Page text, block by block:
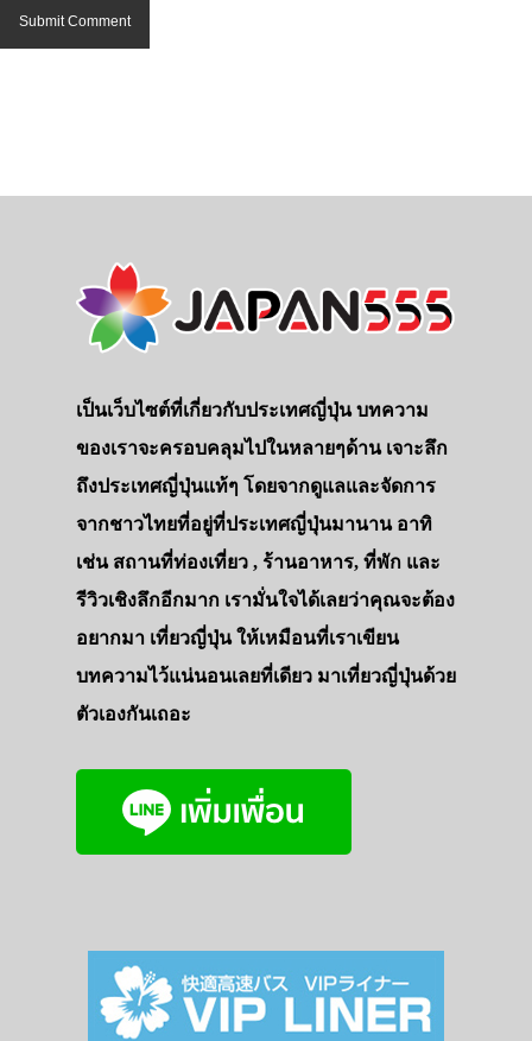
เป็นเว็บไซต์ที่เกี่ยวกับประเทศญี่ปุ่น บทความ
ของเราจะครอบคลุมไปในหลายๆด้าน เจาะลึก
ถึงประเทศญี่ปุ่นแท้ๆ โดยจากดูแลและจัดการ
จากชาวไทยที่อยู่ที่ประเทศญี่ปุ่นมานาน อาทิ
เช่น สถานที่ท่องเที่ยว , ร้านอาหาร, ที่พัก และ
รีวิวเชิงลึกอีกมาก เรามั่นใจได้เลยว่าคุณจะต้อง
อยากมา เที่ยวญี่ปุ่น ให้เหมือนที่เราเขียน
บทความไว้แน่นอนเลยที่เดียว มาเที่ยวญี่ปุ่นด้วย
ตัวเองกันเถอะ